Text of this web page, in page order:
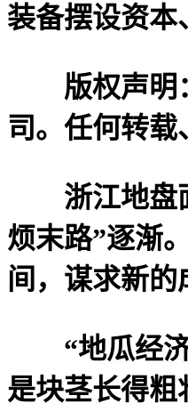
装备摆设资本
版权声明：
司。任何转载
浙江地盘面
烦末路”逐渐
间，谋求新的
“地瓜经济”
是块茎长得粗